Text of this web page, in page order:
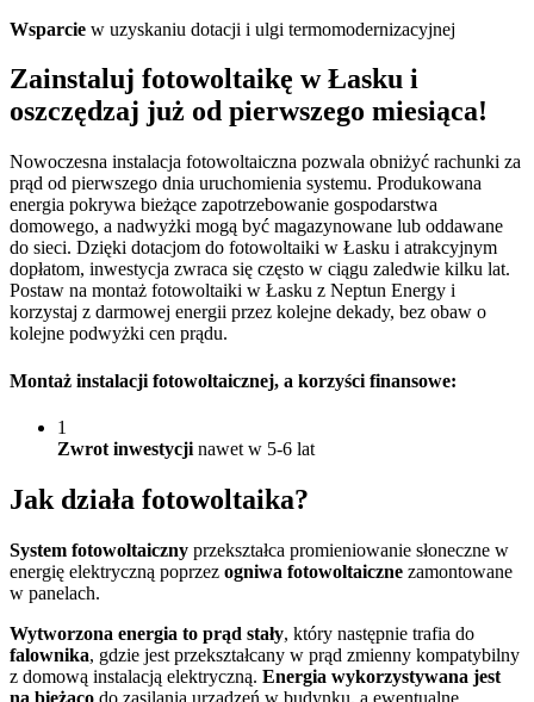
Wsparcie w uzyskaniu dotacji i ulgi termomodernizacyjnej
Zainstaluj fotowoltaikę w Łasku i
oszczędzaj już od pierwszego miesiąca!
Nowoczesna instalacja fotowoltaiczna pozwala obniżyć rachunki za
prąd od pierwszego dnia uruchomienia systemu. Produkowana
energia pokrywa bieżące zapotrzebowanie gospodarstwa
domowego, a nadwyżki mogą być magazynowane lub oddawane
do sieci. Dzięki dotacjom do fotowoltaiki w Łasku i atrakcyjnym
dopłatom, inwestycja zwraca się często w ciągu zaledwie kilku lat.
Postaw na montaż fotowoltaiki w Łasku z Neptun Energy i
korzystaj z darmowej energii przez kolejne dekady, bez obaw o
kolejne podwyżki cen prądu.
Montaż instalacji fotowoltaicznej, a korzyści finansowe:
1
Zwrot inwestycji nawet w 5-6 lat
Jak działa fotowoltaika?
System fotowoltaiczny przekształca promieniowanie słoneczne w
energię elektryczną poprzez ogniwa fotowoltaiczne zamontowane
w panelach.
Wytworzona energia to prąd stały, który następnie trafia do
falownika, gdzie jest przekształcany w prąd zmienny kompatybilny
z domową instalacją elektryczną. Energia wykorzystywana jest
na bieżąco do zasilania urządzeń w budynku, a ewentualne